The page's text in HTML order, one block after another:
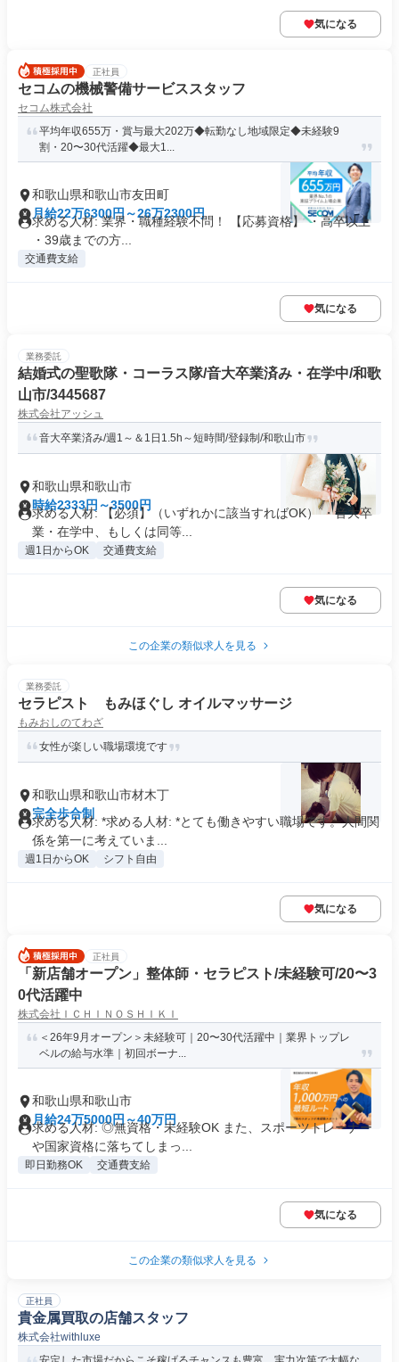
気になる
正社員
セコムの機械警備サービススタッフ
セコム株式会社
平均年収655万・賞与最大202万◆転勤なし地域限定◆未経験9
割・20〜30代活躍◆最大1...
和歌山県和歌山市友田町
月給22万6300円～26万2300円
求める人材: 業界・職種経験不問！ 【応募資格】 ・高卒以上
・39歳までの方...
交通費支給
気になる
業務委託
結婚式の聖歌隊・コーラス隊/音大卒業済み・在学中/和歌
山市/3445687
株式会社アッシュ
音大卒業済み/週1～＆1日1.5h～短時間/登録制/和歌山市
和歌山県和歌山市
時給2333円～3500円
求める人材: 【必須】（いずれかに該当すればOK） ・音大卒
業・在学中、もしくは同等...
週1日からOK 交通費支給
気になる
この企業の類似求人を見る
業務委託
セラピスト もみほぐし オイルマッサージ
もみおしのてわざ
女性が楽しい職場環境です
和歌山県和歌山市材木丁
完全歩合制
求める人材: *求める人材: *とても働きやすい職場です。人間関
係を第一に考えていま...
週1日からOK シフト自由
気になる
正社員
「新店舗オープン」整体師・セラピスト/未経験可/20〜3
0代活躍中
株式会社ＩＣＨＩＮＯＳＨＩＫＩ
＜26年9月オープン＞未経験可｜20〜30代活躍中｜業界トップレ
ベルの給与水準｜初回ボーナ...
和歌山県和歌山市
月給24万5000円～40万円
求める人材: ◎無資格・未経験OK また、スポーツトレーナー
や国家資格に落ちてしまっ...
即日勤務OK 交通費支給
気になる
この企業の類似求人を見る
正社員
貴金属買取の店舗スタッフ
株式会社withluxe